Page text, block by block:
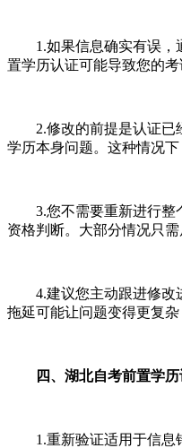
1.如果信息确实有误，
置学历认证可能导致您的
2.修改的前提是认证已
学历本身问题。这种情况
3.您不需要重新进行整
资格判断。大部分情况只需
4.建议您主动跟进修改进
拖延可能让问题变得更复杂
四、湖北自考前置学历
1.重新验证适用于信息